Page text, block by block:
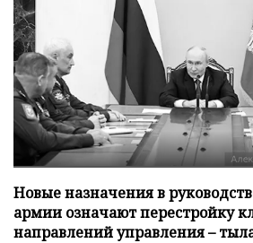
Новые назначения в
армии означают перестройку
направлений управления –